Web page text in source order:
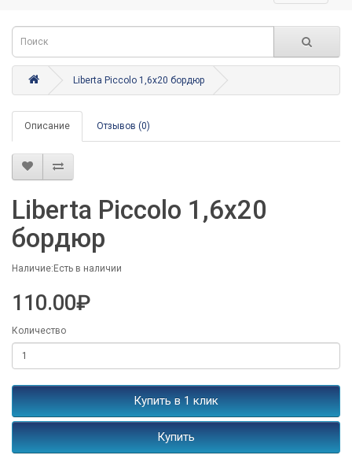
Liberta Piccolo 1,6х20 бордюр
Описание Отзывов (0)
Liberta Piccolo 1,6х20
бордюр
Наличие:Есть в наличии
110.00₽
Количество
Купить в 1 клик
Купить